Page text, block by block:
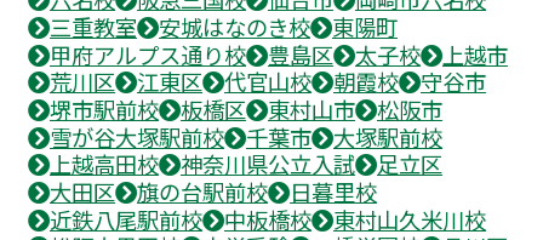
三重教室
安城はなのき校
東陽町
甲府アルプス通り校
豊島区 太子校
上越市
荒川区
江東区 代官山校 朝霞校
守谷市
堺市駅前校
板橋区 東村山市
松阪市
雪が谷大塚駅前校
千葉市
大塚駅前校
上越高田校
神奈川県公立入試
足立区
大田区
旗の台駅前校
日暮里校
近鉄八尾駅前校
中板橋校
東村山久米川校